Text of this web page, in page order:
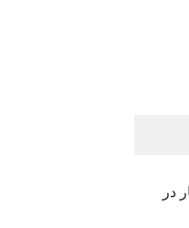
در